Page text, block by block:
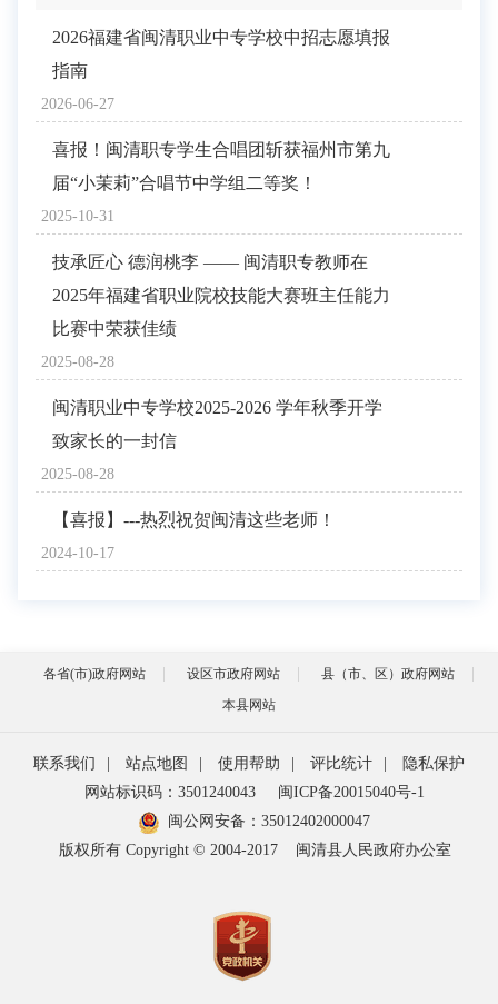
2026-06-27
2026福建省闽清职业中专学校中招志愿填报
指南
2025-10-31
喜报！闽清职专学生合唱团斩获福州市第九
届“小茉莉”合唱节中学组二等奖！
2025-08-28
技承匠心 德润桃李 —— 闽清职专教师在
2025年福建省职业院校技能大赛班主任能力
比赛中荣获佳绩
2025-08-28
闽清职业中专学校2025-2026 学年秋季开学
致家长的一封信
2024-10-17
【喜报】---热烈祝贺闽清这些老师！
各省(市)政府网站 设区市政府网站
县（市、区）政府网站
本县网站
联系我们 站点地图 使用帮助 评比统计
隐私保护
网站标识码：3501240043
闽ICP备20015040号-1
闽公网安备： 35012402000047
版权所有 Copyright © 2004-2017
闽清县人民政府办公室